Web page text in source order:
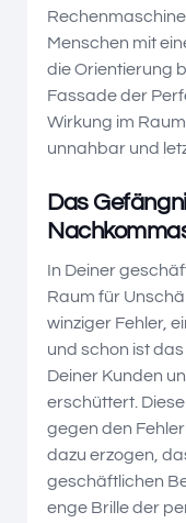
Menschen mit
die Orientierung
Fassade der
Wirkung im
unnahbar und
Das
In Deiner
Raum für
winziger Fehler,
und schon ist
Deiner Kunden
erschüttert.
gegen den
dazu erzogen,
geschäftlichen
enge Brille der